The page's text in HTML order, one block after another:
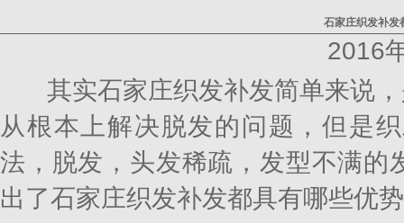
石家庄织发补发
2016
其实石家庄织发补发简单来说
从根本上解决脱发的问题，但是
法，脱发，头发稀疏，发型不满的
出了石家庄织发补发都具有哪些优